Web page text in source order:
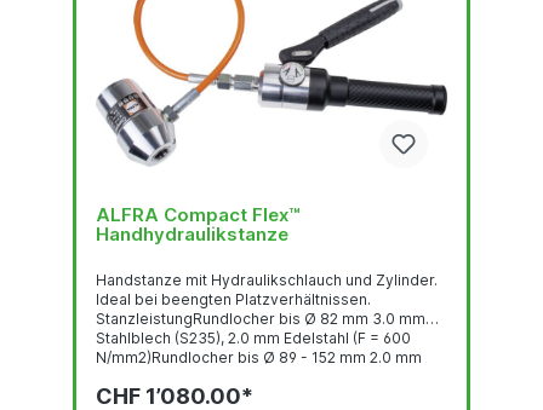
ALFRA Compact Flex™
Handhydraulikstanze
Handstanze mit Hydraulikschlauch und Zylinder.
Ideal bei beengten Platzverhältnissen.
StanzleistungRundlocher bis Ø 82 mm 3.0 mm
Stahlblech (S235), 2.0 mm Edelstahl (F = 600
N/mm2)Rundlocher bis Ø 89 - 152 mm 2.0 mm
N/mm2)Quadratlocher bis 68 x 68 mm 3.0 mm
CHF 1’080.00*